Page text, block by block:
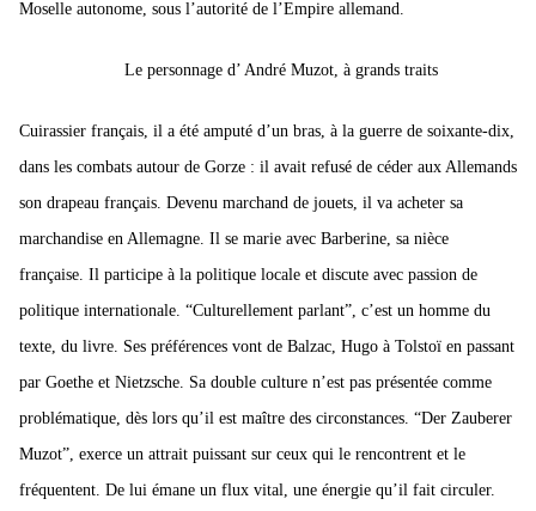
Moselle autonome, sous l’autorité de l’Empire allemand.
Le personnage d’ André Muzot, à grands traits
Cuirassier français, il a été amputé d’un bras, à la guerre de soixante-dix,
dans les combats autour de Gorze : il avait refusé de céder aux Allemands
son drapeau français. Devenu marchand de jouets, il va acheter sa
marchandise en Allemagne. Il se marie avec Barberine, sa nièce
française. Il participe à la politique locale et discute avec passion de
politique internationale. “Culturellement parlant”, c’est un homme du
texte, du livre. Ses préférences vont de Balzac, Hugo à Tolstoï en passant
par Goethe et Nietzsche. Sa double culture n’est pas présentée comme
problématique, dès lors qu’il est maître des circonstances. “Der Zauberer
Muzot”, exerce un attrait puissant sur ceux qui le rencontrent et le
fréquentent. De lui émane un flux vital, une énergie qu’il fait circuler.